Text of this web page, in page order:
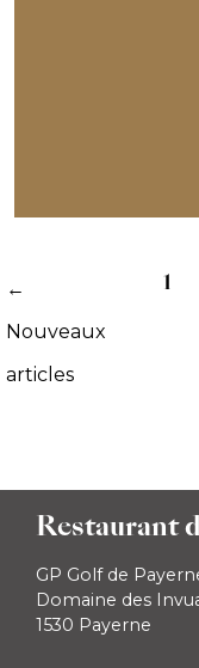
←
Nouveaux
articles
1
Restaurant
GP Golf de
Domaine des
1530 Payerne